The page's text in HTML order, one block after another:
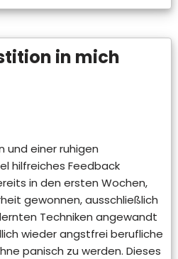
in mich
und einer ruhigen
hilfreiches Feedback
in den ersten Wochen,
gewonnen, ausschließlich
Techniken angewandt
wieder angstfrei berufliche
panisch zu werden. Dieses